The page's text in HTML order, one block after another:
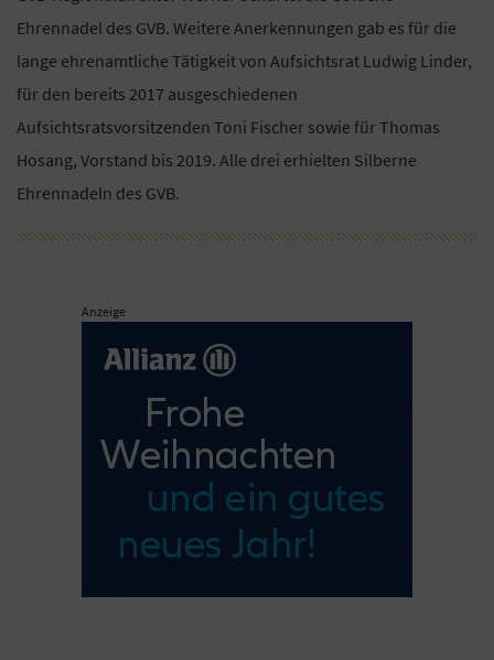
Ehrennadel des GVB. Weitere Anerkennungen gab es für die
lange ehrenamtliche Tätigkeit von Aufsichtsrat Ludwig Linder,
für den bereits 2017 ausgeschiedenen
Aufsichtsratsvorsitzenden Toni Fischer sowie für Thomas
Hosang, Vorstand bis 2019. Alle drei erhielten Silberne
Ehrennadeln des GVB.
Anzeige